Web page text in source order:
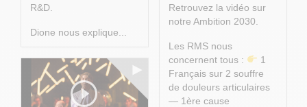
R&D.
Dione nous explique...
Retrouvez la vidéo sur
notre Ambition 2030.
Les RMS nous
concernent tous :
1
Français sur 2 souffre
de douleurs articulaires
— 1ère cause